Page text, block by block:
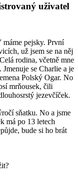
uživatel
máme pejsky. První
už jsem se na něj
rodina, včetně mne
se Charlie a je
Polský Ogar. No
mrňousek, čili
jezevčíček.
sňatku. No a jsme
má po 13 letech
bude si ho brát